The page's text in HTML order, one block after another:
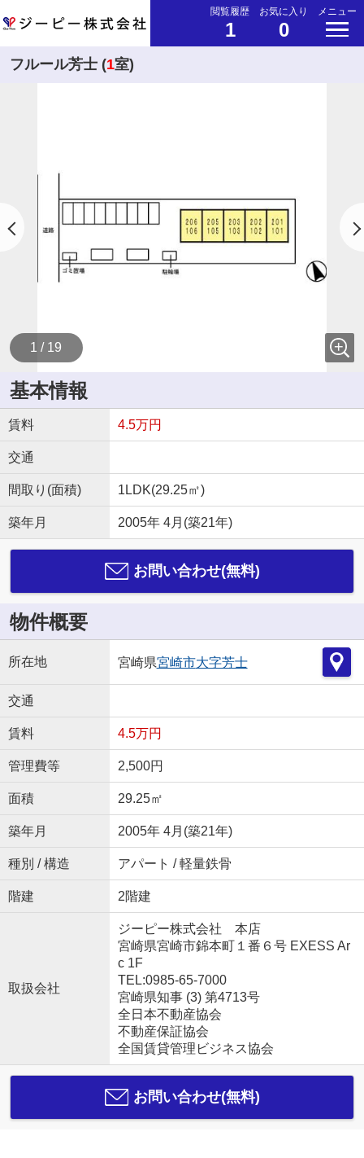
閲覧履歴
1
お気に入り
0
メニュー
フルール芳士 (1室)
1 / 19
基本情報
賃料 4.5万円
交通
間取り(面積) 1LDK(29.25㎡)
築年月 2005年 4月(築21年)
お問い合わせ(無料)
物件概要
所在地 宮崎県宮崎市大字芳士
交通
賃料 4.5万円
管理費等 2,500円
面積 29.25㎡
築年月 2005年 4月(築21年)
種別 / 構造 アパート / 軽量鉄骨
階建 2階建
取扱会社
ジーピー株式会社 本店
宮崎県宮崎市錦本町１番６号 EXESS Ar
c 1F
TEL:0985-65-7000
宮崎県知事 (3) 第4713号
全日本不動産協会
不動産保証協会
全国賃貸管理ビジネス協会
お問い合わせ(無料)